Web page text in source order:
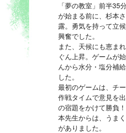
「夢の教室」前半35
が始まる前に、杉本
露。勇気を持って立
興奮でした。
また、天候にも恵ま
ぐん上昇。ゲームが
んから水分・塩分補
した。
最初のゲームは、チ
作戦タイムで意見を
の宿題をかけて勝負
本先生からは、うま
がありました。